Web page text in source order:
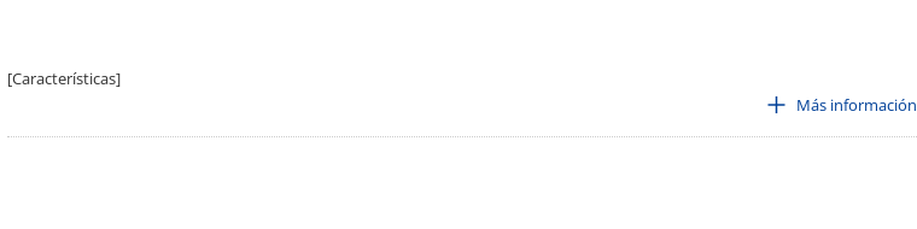
[Características]
· Se conecta detectando el filtro en el centro de la tubería del secador de aire de membrana de fibra hueca tipo sin necesidad de
Más información